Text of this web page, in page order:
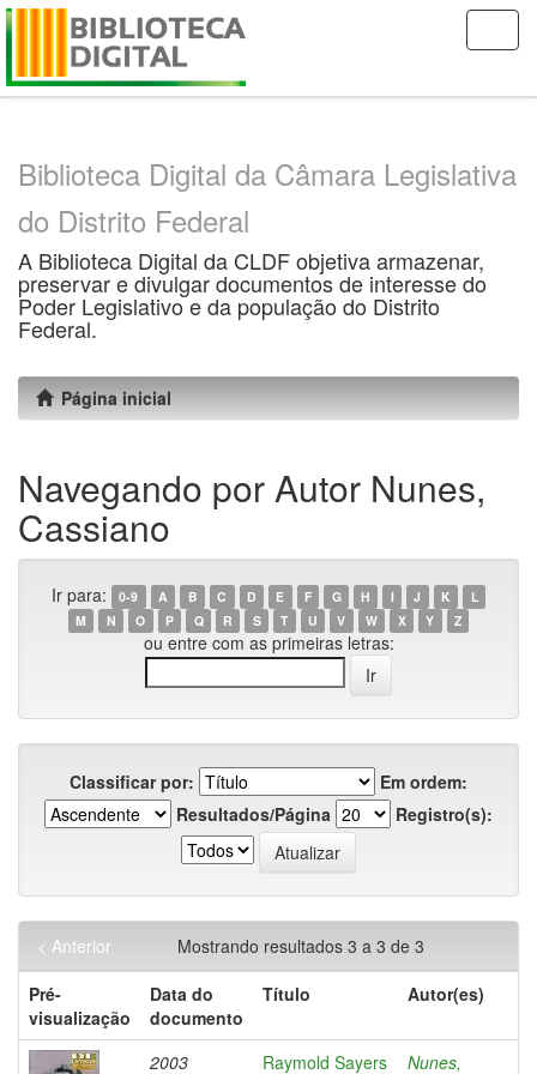
Skip
Biblioteca Digital da Câmara Legislativa
do Distrito Federal
A Biblioteca Digital da CLDF objetiva armazenar,
preservar e divulgar documentos de interesse do
Poder Legislativo e da população do Distrito
Federal.
Página inicial
Navegando por Autor Nunes,
Cassiano
Ir para: 0-9 A B C D E F G H I J K
L
M
N O P Q R S T U V W X Y Z
ou entre com as primeiras letras:
Classificar por:
Em ordem:
Resultados/Página
Registro(s):
Mostrando resultados 3 a 3 de 3
< Anterior
Pré-
visualização
Data do
documento
Título Autor(es)
2003 Raymold Sayers Nunes,